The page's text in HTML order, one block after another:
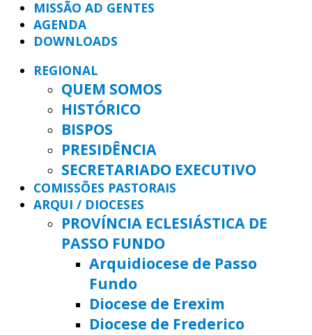
MISSÃO AD GENTES
AGENDA
DOWNLOADS
REGIONAL
QUEM SOMOS
HISTÓRICO
BISPOS
PRESIDÊNCIA
SECRETARIADO EXECUTIVO
COMISSÕES PASTORAIS
ARQUI / DIOCESES
PROVÍNCIA ECLESIÁSTICA DE
PASSO FUNDO
Arquidiocese de Passo
Fundo
Diocese de Erexim
Diocese de Frederico